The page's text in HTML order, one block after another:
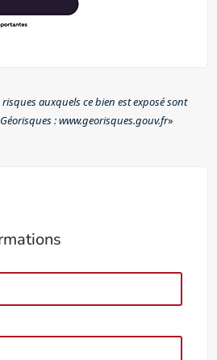
auxquels ce bien est exposé sont
: www.georisques.gouv.fr»